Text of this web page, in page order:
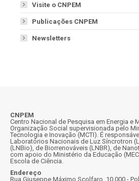
Visite o CNPEM
Publicações CNPEM
Newsletters
CNPEM
Centro Nacional de Pesquisa em Energia e
Organização Social supervisionada pelo
Tecnologia e Inovação (MCTI). É
Laboratórios Nacionais de Luz Síncrotron
(LNBio), de Biorrenováveis (LNBR), de
com apoio do Ministério da Educação
Escola de Ciência.
Endereço
Rua Giuseppe Máximo Scolfaro, 10.000 -